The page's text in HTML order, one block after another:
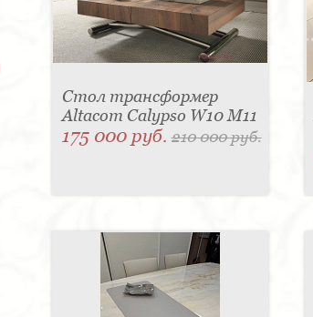
Стол трансформер
Altacom Calypso W10 M11
175 000 руб.210 000 руб.